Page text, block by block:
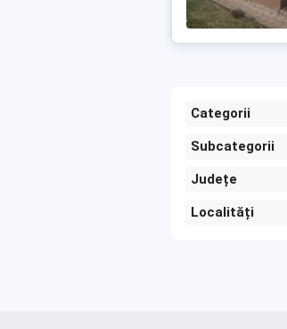
Categorii
Subcategorii
Județe
Localități